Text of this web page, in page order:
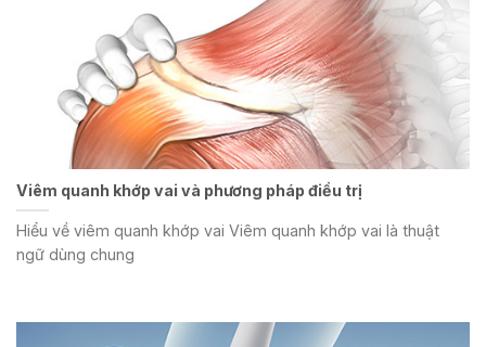
Viêm quanh khớp vai và phương pháp điều trị
Hiểu về viêm quanh khớp vai Viêm quanh khớp vai là thuật
ngữ dùng chung